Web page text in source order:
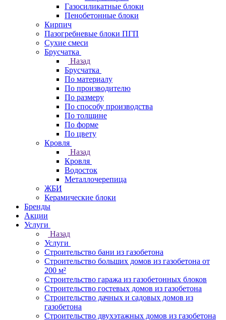
Газосиликатные блоки
Пенобетонные блоки
Кирпич
Пазогребневые блоки ПГП
Сухие смеси
Брусчатка
Назад
Брусчатка
По материалу
По производителю
По размеру
По способу производства
По толщине
По форме
По цвету
Кровля
Назад
Кровля
Водосток
Металлочерепица
ЖБИ
Керамические блоки
Бренды
Акции
Услуги
Назад
Услуги
Строительство бани из газобетона
Строительство больших домов из газобетона от
200 м²
Строительство гаража из газобетонных блоков
Строительство гостевых домов из газобетона
Строительство дачных и садовых домов из
газобетона
Строительство двухэтажных домов из газобетона